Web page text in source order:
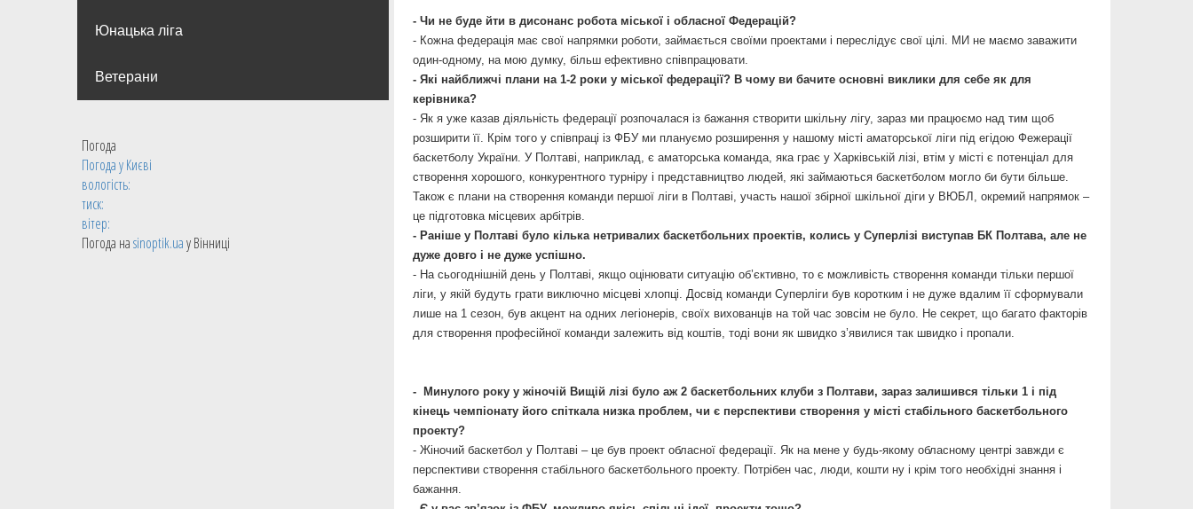
Юнацька ліга
Ветерани
Погода
Погода уКиєві
вологість:
тиск:
вітер:
Погода наsinoptik.uaу Вінниці
- Чи не буде йти в дисонанс робота міської і обласної Федерацій?
- Кожна федерація має свої напрямки роботи, займається своїми проектами і переслідує свої цілі. МИ не маємо заважити
один-одному, на мою думку, більш ефективно співпрацювати.
- Які найближчі плани на 1-2 роки у міської федерації? В чому ви бачите основні виклики для себе як для
керівника?
- Як я уже казав діяльність федерації розпочалася із бажання створити шкільну лігу, зараз ми працюємо над тим щоб
розширити її. Крім того у співпраці із ФБУ ми плануємо розширення у нашому місті аматорської ліги під егідою Фежерації
баскетболу України. У Полтаві, наприклад, є аматорська команда, яка грає у Харківській лізі, втім у місті є потенціал для
створення хорошого, конкурентного турніру і представництво людей, які займаються баскетболом могло би бути більше.
Також є плани на створення команди першої ліги в Полтаві, участь нашої збірної шкільної діги у ВЮБЛ, окремий напрямок –
це підготовка місцевих арбітрів.
- Раніше у Полтаві було кілька нетривалих баскетбольних проектів, колись у Суперлізі виступав БК Полтава, але не
дуже довго і не дуже успішно.
- На сьогоднішній день у Полтаві, якщо оцінювати ситуацію об’єктивно, то є можливість створення команди тільки першої
ліги, у якій будуть грати виключно місцеві хлопці. Досвід команди Суперліги був коротким і не дуже вдалим її сформували
лише на 1 сезон, був акцент на одних легіонерів, своїх вихованців на той час зовсім не було. Не секрет, що багато факторів
для створення професійної команди залежить від коштів, тоді вони як швидко з’явилися так швидко і пропали.
-
Минулого року у жіночій Вищій лізі було аж 2 баскетбольних клуби з Полтави, зараз залишився тільки 1 і під
кінець чемпіонату його спіткала низка проблем, чи є перспективи створення у місті стабільного баскетбольного
проекту?
- Жіночий баскетбол у Полтаві – це був проект обласної федерації. Як на мене у будь-якому обласному центрі завжди є
перспективи створення стабільного баскетбольного проекту. Потрібен час, люди, кошти ну і крім того необхідні знання і
бажання.